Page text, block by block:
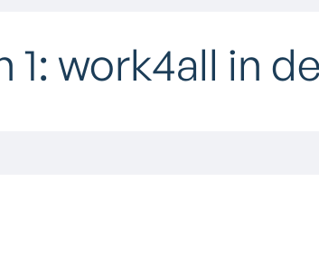
1: work4all in